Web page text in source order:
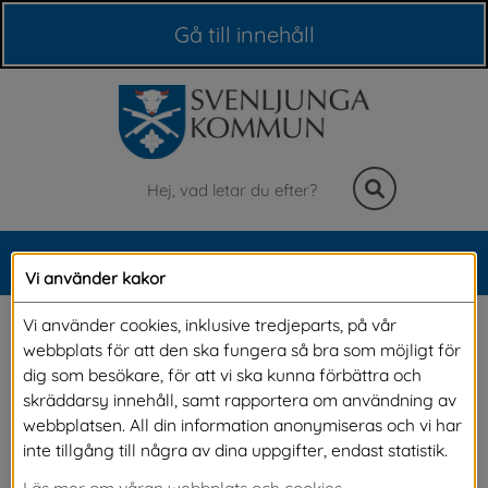
Gå till innehåll
Sök
Meny
2021-06-18 Nya
vattenkiosken
En eloge till Svenljunga kommun för vattenkiosken som
Vi använder kakor
Vi använder cookies, inklusive tredjeparts, på vår
webbplats för att den ska fungera så bra som möjligt för
dig som besökare, för att vi ska kunna förbättra och
skräddarsy innehåll, samt rapportera om användning av
webbplatsen. All din information anonymiseras och vi har
inte tillgång till några av dina uppgifter, endast statistik.